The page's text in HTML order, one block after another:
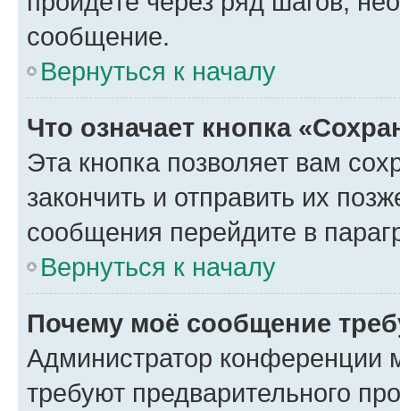
сообщение.
Вернуться к началу
Что означает кнопка
Эта кнопка позволяет вам
закончить и отправить их
сообщения перейдите в
Вернуться к началу
Почему моё сообщение
Администратор конференции
требуют предварительного